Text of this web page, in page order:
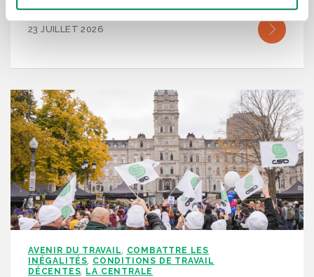
23 JUILLET 2026
AVENIR DU TRAVAIL
COMBATTRE LES
INÉGALITÉS
CONDITIONS DE TRAVAIL
DÉCENTES LA CENTRALE